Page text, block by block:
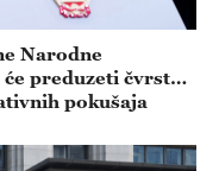
Narodne
preduzeti čvrste
pokušaja